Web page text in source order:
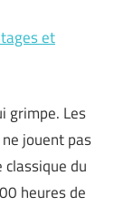
et
grimpe. Les
jouent pas
classique du
heures de